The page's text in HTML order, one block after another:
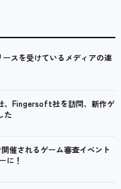
スを受けているメディアの連
、Fingersoft社を訪問、新作ゲ
た
催されるゲーム審査イベント
に！